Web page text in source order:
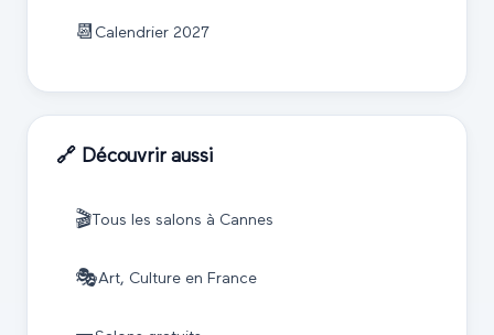
📆 Calendrier 2027
🔗 Découvrir aussi
🎬Tous les salons à Cannes
🎭Art, Cultureen France